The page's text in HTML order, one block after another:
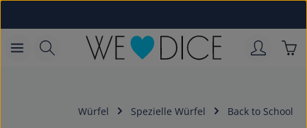
Würfel Spezielle Würfel Back to School